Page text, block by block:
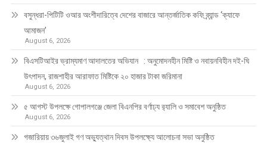
বসুন্ধরা-পিটিটি ওআর অংশীদারিত্বে দেশের বাজারে আন্তর্জাতিক কফি ব্র্যান্ড ‘ক্যাফে
আমাজন’
August 6, 2026
বিএসটিআইর ভ্রাম্যমাণ আদালতের অভিযান : অনুমোদনহীন মিষ্টি ও নবায়নবিহীন দই-ঘি
উৎপাদন, রাজশাহীর আরাফাত মিষ্টিকে ২০ হাজার টাকা জরিমানা
August 6, 2026
৫ আগস্ট উপলক্ষে গোপালগঞ্জে জেলা বিএনপির বর্ণাঢ্য র‍্যালি ও সমাবেশ অনুষ্ঠিত
August 6, 2026
গজারিয়ায় ৩৬জুলাই গণ অভ্যুত্থান দিবস উপলক্ষ্যে আলোচনা সভা অনুষ্ঠিত